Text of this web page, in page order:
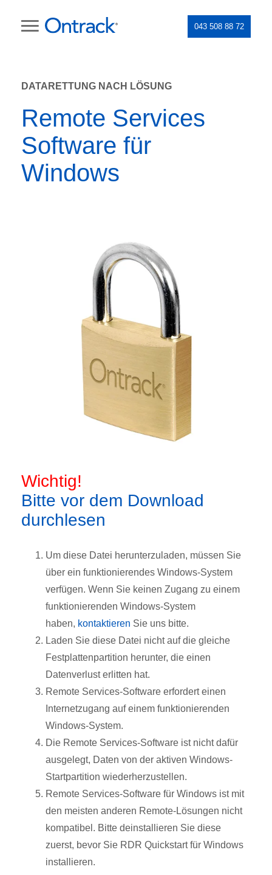
043 508 88 72
DATARETTUNG NACH LÖSUNG
Remote Services
Software für
Windows
Wichtig!
Bitte vor dem Download
durchlesen
Um diese Datei herunterzuladen, müssen Sie
über ein funktionierendes Windows-System
verfügen. Wenn Sie keinen Zugang zu einem
funktionierenden Windows-System
haben, kontaktieren Sie uns bitte.
Laden Sie diese Datei nicht auf die gleiche
Festplattenpartition herunter, die einen
Datenverlust erlitten hat.
Remote Services-Software erfordert einen
Internetzugang auf einem funktionierenden
Windows-System.
Die Remote Services-Software ist nicht dafür
ausgelegt, Daten von der aktiven Windows-
Startpartition wiederherzustellen.
Remote Services-Software für Windows ist mit
den meisten anderen Remote-Lösungen nicht
kompatibel. Bitte deinstallieren Sie diese
zuerst, bevor Sie RDR Quickstart für Windows
installieren.